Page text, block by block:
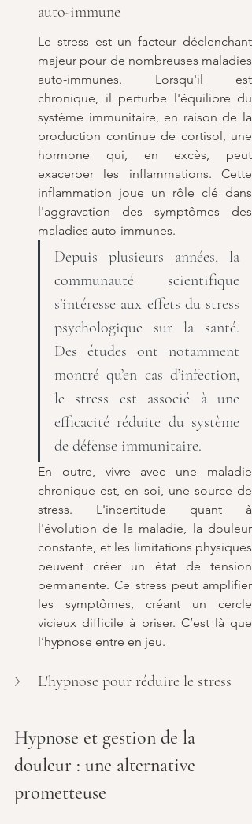
auto-immune
Le stress est un facteur déclenchant
majeur pour de nombreuses maladies
auto-immunes. Lorsqu'il est
chronique, il perturbe l'équilibre du
système immunitaire, en raison de la
production continue de cortisol, une
hormone qui, en excès, peut
exacerber les inflammations. Cette
inflammation joue un rôle clé dans
l'aggravation des symptômes des
maladies auto-immunes.
Depuis plusieurs années, la
communauté scientifique
s’intéresse aux effets du stress
psychologique sur la santé.
Des études ont notamment
montré qu’en cas d’infection,
le stress est associé à une
efficacité réduite du système
de défense immunitaire.
En outre, vivre avec une maladie
chronique est, en soi, une source de
stress. L'incertitude quant à
l'évolution de la maladie, la douleur
constante, et les limitations physiques
peuvent créer un état de tension
permanente. Ce stress peut amplifier
les symptômes, créant un cercle
vicieux difficile à briser. C’est là que
l’hypnose entre en jeu.
L'hypnose pour réduire le stress
Hypnose et gestion de la
douleur : une alternative
prometteuse